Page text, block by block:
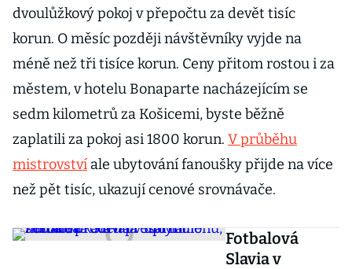
dvoulůžkový pokoj v přepočtu za devět tisíc
korun. O měsíc později návštěvníky vyjde na
méně než tři tisíce korun. Ceny přitom rostou i za
městem, v hotelu Bonaparte nacházejícím se
sedm kilometrů za Košicemi, byste běžně
zaplatili za pokoj asi 1800 korun. V průběhu
mistrovství ale ubytování fanoušky přijde na více
než pět tisíc, ukazují cenové srovnávače.
Fotbalová
Slavia v